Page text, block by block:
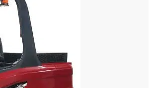
3000
Напряжение/емкость аккумулятора:
Пользовательское
Тип батареи:
Свинцово-кислотная/литиевая
батарея